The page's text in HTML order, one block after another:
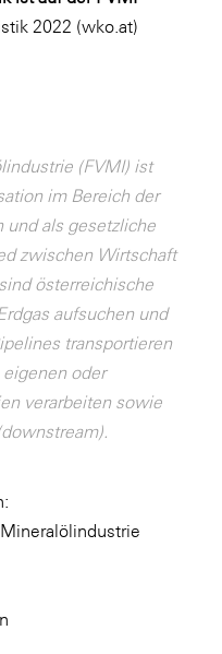
2022 (wko.at)
(FVMI) ist
im Bereich der
und als gesetzliche
zwischen Wirtschaft
österreichische
aufsuchen und
transportieren
oder
verarbeiten sowie